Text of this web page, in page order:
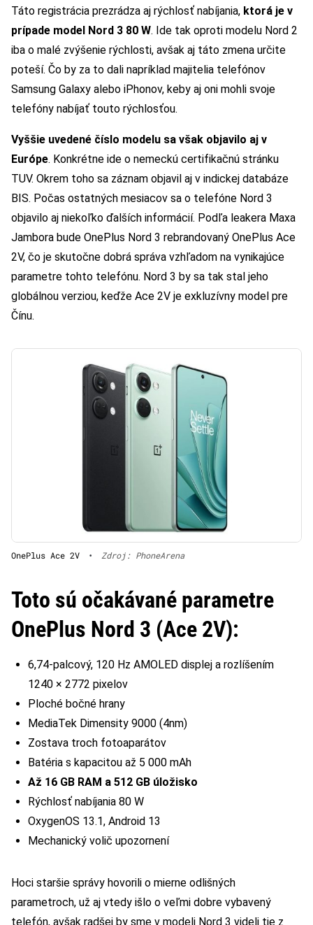
Táto registrácia prezrádza aj rýchlosť nabíjania, ktorá je v
prípade model Nord 3 80 W. Ide tak oproti modelu Nord 2
iba o malé zvýšenie rýchlosti, avšak aj táto zmena určite
poteší. Čo by za to dali napríklad majitelia telefónov
Samsung Galaxy alebo iPhonov, keby aj oni mohli svoje
telefóny nabíjať touto rýchlosťou.
Vyššie uvedené číslo modelu sa však objavilo aj v
Európe. Konkrétne ide o nemeckú certifikačnú stránku
TUV. Okrem toho sa záznam objavil aj v indickej databáze
BIS. Počas ostatných mesiacov sa o telefóne Nord 3
objavilo aj niekoľko ďalších informácií. Podľa leakera Maxa
Jambora bude OnePlus Nord 3 rebrandovaný OnePlus Ace
2V, čo je skutočne dobrá správa vzhľadom na vynikajúce
parametre tohto telefónu. Nord 3 by sa tak stal jeho
globálnou verziou, keďže Ace 2V je exkluzívny model pre
Čínu.
OnePlus Ace 2V • Zdroj: PhoneArena
Toto sú očakávané parametre
OnePlus Nord 3 (Ace 2V):
6,74-palcový, 120 Hz AMOLED displej a rozlíšením
1240 × 2772 pixelov
Ploché bočné hrany
MediaTek Dimensity 9000 (4nm)
Zostava troch fotoaparátov
Batéria s kapacitou až 5 000 mAh
Až 16 GB RAM a 512 GB úložisko
Rýchlosť nabíjania 80 W
OxygenOS 13.1, Android 13
Mechanický volič upozornení
Hoci staršie správy hovorili o mierne odlišných
parametroch, už aj vtedy išlo o veľmi dobre vybavený
telefón, avšak radšej by sme v modeli Nord 3 videli tie z